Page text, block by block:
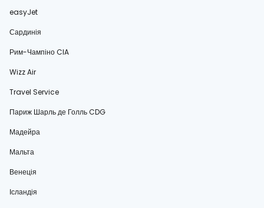
easyJet
Сардинія
Рим-Чампіно CIA
Wizz Air
Travel Service
Париж Шарль де Голль CDG
Мадейра
Мальта
Венеція
Ісландія